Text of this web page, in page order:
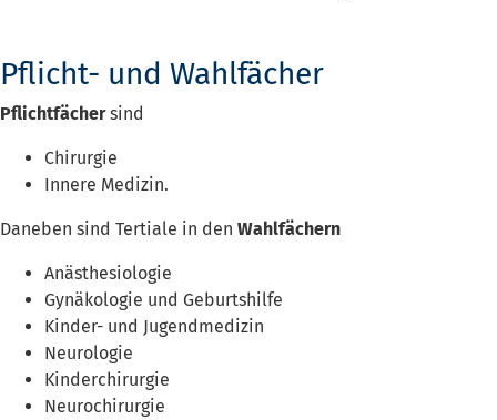
Pflicht- und Wahlfächer
Pflichtfächersind
Chirurgie
Innere Medizin.
Daneben sind Tertiale in den Wahlfächern
Anästhesiologie
Gynäkologie und Geburtshilfe
Kinder- und Jugendmedizin
Neurologie
Kinderchirurgie
Neurochirurgie